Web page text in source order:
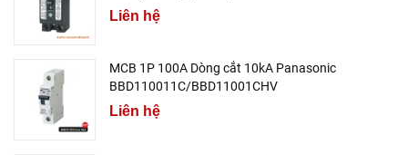
Liên hệ
MCB 1P 100A Dòng cắt 10kA Panasonic
BBD110011C/BBD11001CHV
Liên hệ